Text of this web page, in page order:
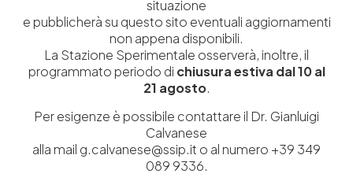
Post Comment
situazione
e pubblicherà su questo sito eventuali aggiornamenti
non appena disponibili.
La Stazione Sperimentale osserverà, inoltre, il
programmato periodo di chiusura estiva dal 10 al
21 agosto.
Per esigenze è possibile contattare il Dr. Gianluigi
Calvanese
alla mail g.calvanese@ssip.it o al numero +39 349
089 9336.